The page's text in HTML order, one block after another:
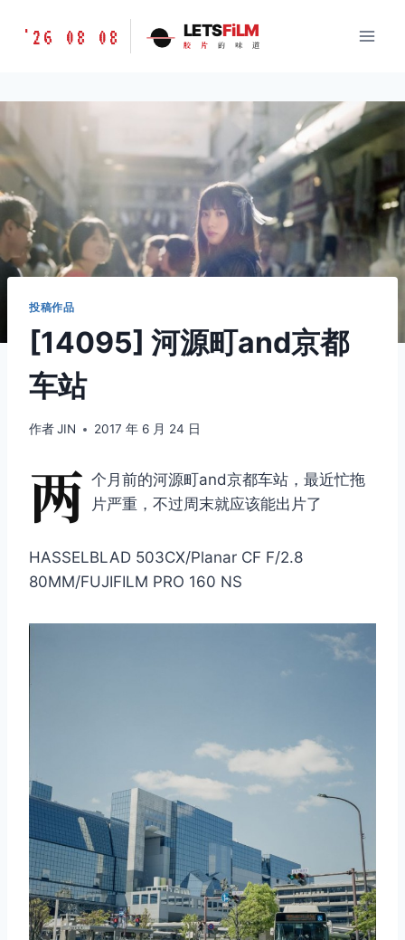
胶
味
'26 08 08 LETSFiLM
胶 片 的 味 道
投稿作品
[14095] 河源町and京都
车站
作者JIN 2017 年 6 月 24 日
两 个月前的河源町and京都车站，最近忙拖
片严重，不过周末就应该能出片了
HASSELBLAD 503CX/Planar CF F/2.8
80MM/FUJIFILM PRO 160 NS